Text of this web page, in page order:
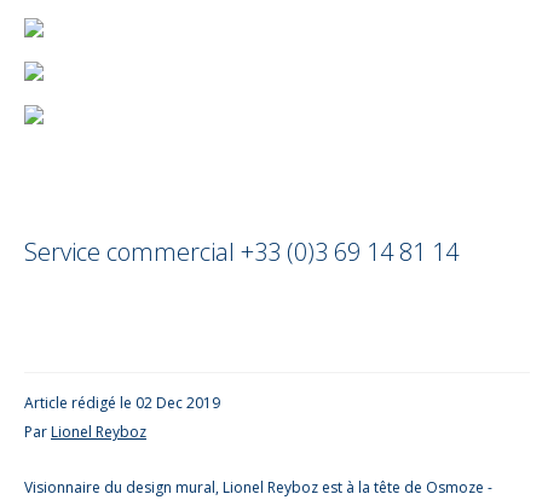
Service commercial +33 (0)3 69 14 81 14
Article rédigé le 02 Dec 2019
ParLionel Reyboz
Visionnaire du design mural, Lionel Reyboz est à la tête de Osmoze -